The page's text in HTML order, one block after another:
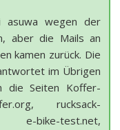
asuwa wegen der
aber die Mails an
kamen zurück. Die
im Übrigen
die Seiten Koffer-
rucksack-
e-bike-test.net,